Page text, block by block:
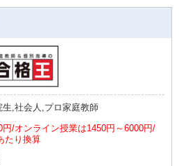
生,社会人,プロ家庭教師
円/オンライン授業は1450円～6000円/
たり換算